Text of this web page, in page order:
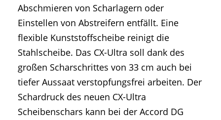
Abschmieren von Scharlagern oder
Einstellen von Abstreifern entfällt. Eine
flexible Kunststoffscheibe reinigt die
Stahlscheibe. Das CX-Ultra soll dank des
großen Scharschrittes von 33 cm auch bei
tiefer Aussaat verstopfungsfrei arbeiten. Der
Schardruck des neuen CX-Ultra
Scheibenschars kann bei der Accord DG